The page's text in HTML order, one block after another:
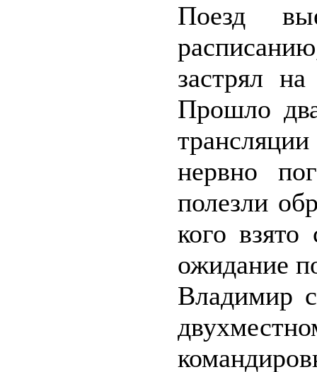
Поезд
застрял
Прошло
нервно
полезли
кого
ожидание
Владимир